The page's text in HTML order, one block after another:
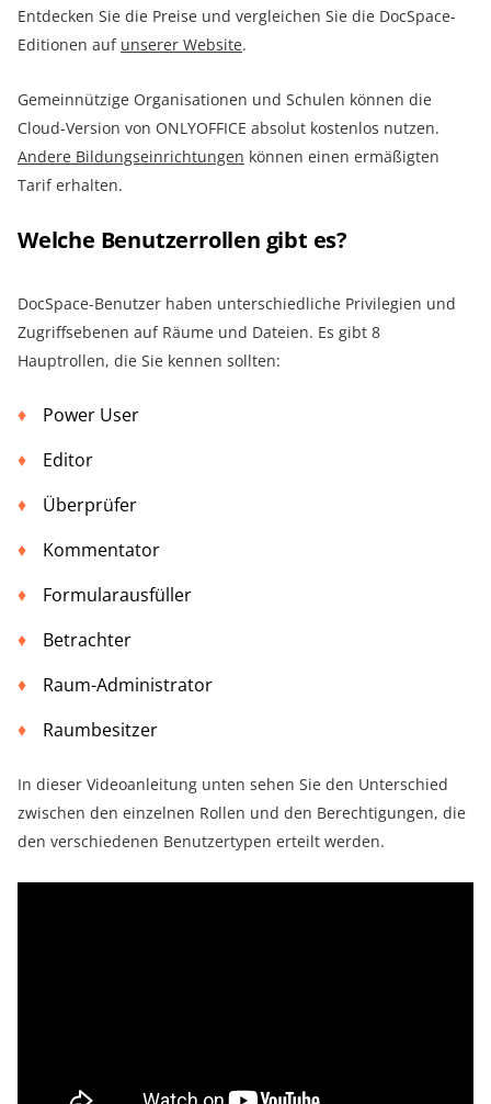
Entdecken Sie die Preise und vergleichen Sie die DocSpace-
Editionen auf unserer Website.
Gemeinnützige Organisationen und Schulen können die
Cloud-Version von ONLYOFFICE absolut kostenlos nutzen.
Andere Bildungseinrichtungen können einen ermäßigten
Tarif erhalten.
Welche Benutzerrollen gibt es?
DocSpace-Benutzer haben unterschiedliche Privilegien und
Zugriffsebenen auf Räume und Dateien. Es gibt 8
Hauptrollen, die Sie kennen sollten:
Power User
Editor
Überprüfer
Kommentator
Formularausfüller
Betrachter
Raum-Administrator
Raumbesitzer
In dieser Videoanleitung unten sehen Sie den Unterschied
zwischen den einzelnen Rollen und den Berechtigungen, die
den verschiedenen Benutzertypen erteilt werden.